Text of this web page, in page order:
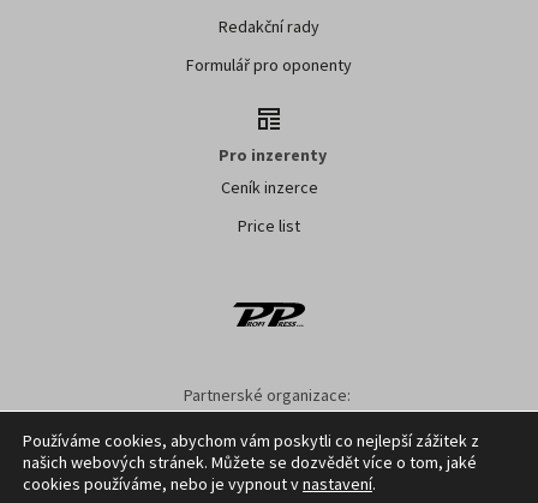
Redakční rady
Formulář pro oponenty
Pro inzerenty
Ceník inzerce
Price list
Partnerské organizace:
Nastavení cookies GDPR Facebook Kontakt
Používáme cookies, abychom vám poskytli co nejlepší zážitek z
našich webových stránek. Můžete se dozvědět více o tom, jaké
cookies používáme, nebo je vypnout vnastavení.